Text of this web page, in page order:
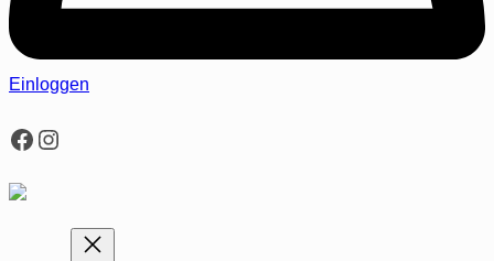
Einloggen
Facebook
Instagram